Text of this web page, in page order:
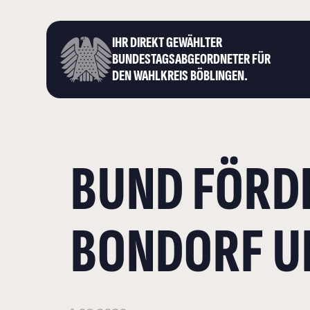
IHR DIREKT GEWÄHLTER
BUNDESTAGS­ABGEORDNETER FÜR
DEN WAHLKREIS BÖBLINGEN.
BUND
BONDORF